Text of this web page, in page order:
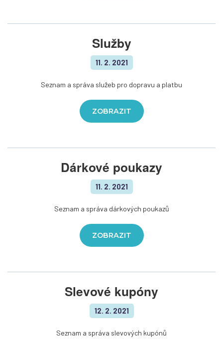
Služby
11. 2. 2021
Seznam a správa služeb pro dopravu a platbu
ZOBRAZIT
Dárkové poukazy
11. 2. 2021
Seznam a správa dárkových poukazů
ZOBRAZIT
Slevové kupóny
12. 2. 2021
Seznam a správa slevových kupónů